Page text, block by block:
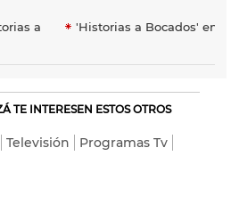
a
'Historias a Bocados' en
TE INTERESEN ESTOS OTROS
Televisión
Programas Tv